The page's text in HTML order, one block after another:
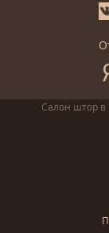
Салон штор